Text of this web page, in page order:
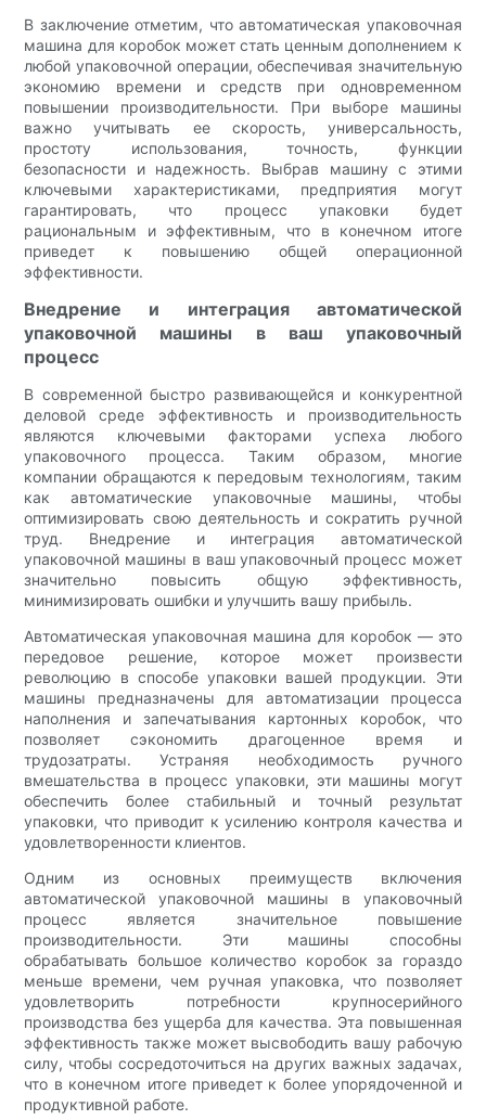
В заключение отметим, что автоматическая упаковочная
машина для коробок может стать ценным дополнением к
любой упаковочной операции, обеспечивая значительную
экономию времени и средств при одновременном
повышении производительности. При выборе машины
важно учитывать ее скорость, универсальность,
простоту использования, точность, функции
безопасности и надежность. Выбрав машину с этими
ключевыми характеристиками, предприятия могут
гарантировать, что процесс упаковки будет
рациональным и эффективным, что в конечном итоге
приведет к повышению общей операционной
эффективности.
Внедрение и интеграция автоматической
упаковочной машины в ваш упаковочный
процесс
В современной быстро развивающейся и конкурентной
деловой среде эффективность и производительность
являются ключевыми факторами успеха любого
упаковочного процесса. Таким образом, многие
компании обращаются к передовым технологиям, таким
как автоматические упаковочные машины, чтобы
оптимизировать свою деятельность и сократить ручной
труд. Внедрение и интеграция автоматической
упаковочной машины в ваш упаковочный процесс может
значительно повысить общую эффективность,
минимизировать ошибки и улучшить вашу прибыль.
Автоматическая упаковочная машина для коробок — это
передовое решение, которое может произвести
революцию в способе упаковки вашей продукции. Эти
машины предназначены для автоматизации процесса
наполнения и запечатывания картонных коробок, что
позволяет сэкономить драгоценное время и
трудозатраты. Устраняя необходимость ручного
вмешательства в процесс упаковки, эти машины могут
обеспечить более стабильный и точный результат
упаковки, что приводит к усилению контроля качества и
удовлетворенности клиентов.
Одним из основных преимуществ включения
автоматической упаковочной машины в упаковочный
процесс является значительное повышение
производительности. Эти машины способны
обрабатывать большое количество коробок за гораздо
меньше времени, чем ручная упаковка, что позволяет
удовлетворить потребности крупносерийного
производства без ущерба для качества. Эта повышенная
эффективность также может высвободить вашу рабочую
силу, чтобы сосредоточиться на других важных задачах,
что в конечном итоге приведет к более упорядоченной и
продуктивной работе.